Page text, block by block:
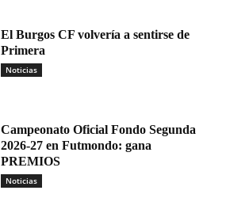
El Burgos CF volvería a sentirse de
Primera
Noticias
Campeonato Oficial Fondo Segunda
2026-27 en Futmondo: gana
PREMIOS
Noticias